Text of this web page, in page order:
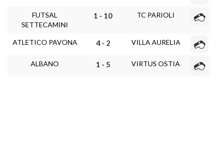
FUTSAL
SETTECAMINI
1 - 10 TC PARIOLI
ATLETICO PAVONA 4 - 2 VILLA AURELIA
ALBANO 1 - 5 VIRTUS OSTIA